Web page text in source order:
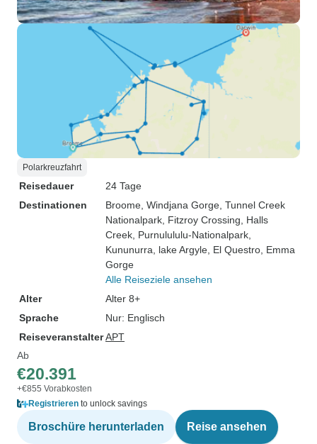
Polarkreuzfahrt
Reisedauer
24 Tage
Destinationen
Broome , Windjana Gorge , Tunnel Creek
Nationalpark , Fitzroy Crossing , Halls
Creek , Purnulululu-Nationalpark
Kununurra , lake Argyle , El Questro , Emma
Gorge
Alle Reiseziele ansehen
Alter
Alter 8+
Sprache
Nur: Englisch
ReiseveranstalterAPT
Ab
€20.391
+€855 Vorabkosten
Registrieren to unlock savings
Broschüre herunterladen Reise ansehen